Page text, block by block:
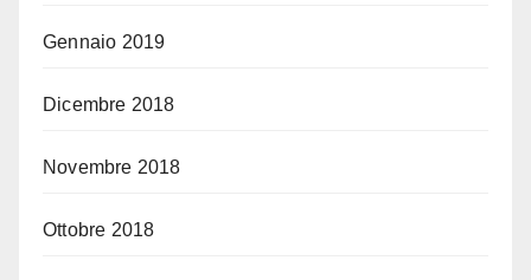
Gennaio 2019
Dicembre 2018
Novembre 2018
Ottobre 2018